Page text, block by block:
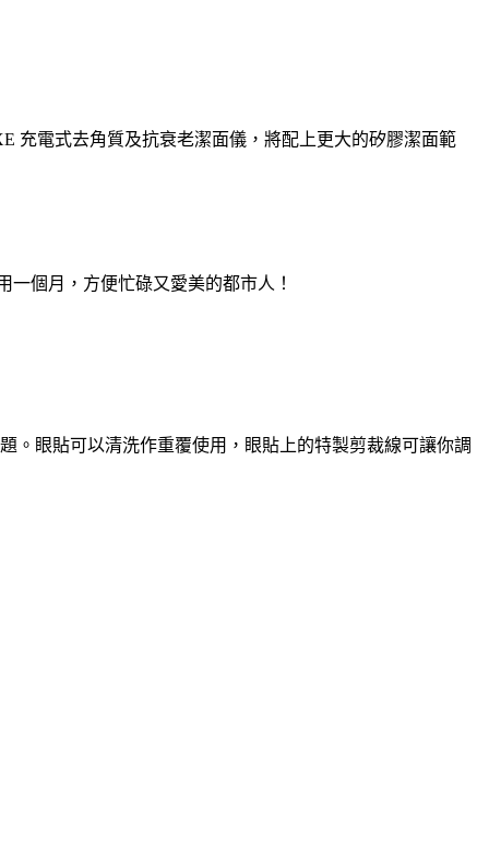
充電式去角質及抗衰老潔面儀，將配上更大的矽膠潔面範
個月，方便忙碌又愛美的都市人！
。眼貼可以清洗作重覆使用，眼貼上的特製剪裁線可讓你調